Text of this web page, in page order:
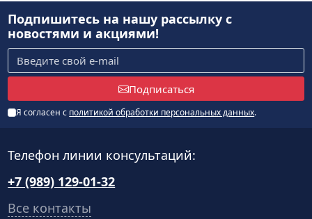
Подпишитесь на нашу рассылкус
новостями и акциями!
Подписаться
Я согласен с политикой обработки персональных данных.
Телефон линии консультаций:
+7 (989) 129-01-32
Все контакты